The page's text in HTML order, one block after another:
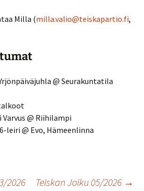
Milla (milla.valio@teiskapartio.fi,
@ Seurakuntatila
Varvus @ Riihilampi
leiri @ Evo, Hämeenlinna
2026 Teiskan Joiku 05/2026 →